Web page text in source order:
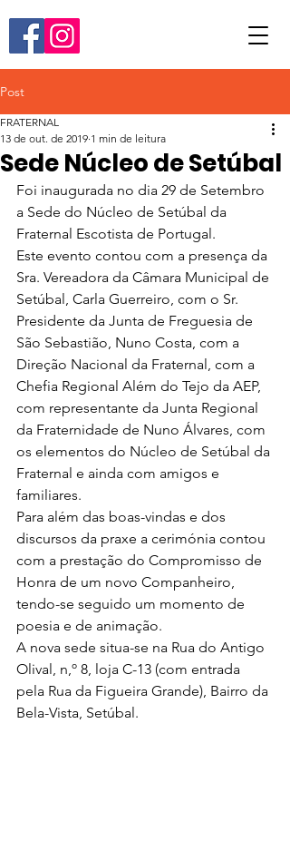
Post
Sede Núcleo de Setúbal
FRATERNAL
13 de out. de 2019 1 min de leitura
Foi inaugurada no dia 29 de Setembro
a Sede do Núcleo de Setúbal da
Fraternal Escotista de Portugal.
Este evento contou com a presença da
Sra. Vereadora da Câmara Municipal de
Setúbal, Carla Guerreiro, com o Sr.
Presidente da Junta de Freguesia de
São Sebastião, Nuno Costa, com a
Direção Nacional da Fraternal, com a
Chefia Regional Além do Tejo da AEP,
com representante da Junta Regional
da Fraternidade de Nuno Álvares, com
os elementos do Núcleo de Setúbal da
Fraternal e ainda com amigos e
familiares.
Para além das boas-vindas e dos
discursos da praxe a cerimónia contou
com a prestação do Compromisso de
Honra de um novo Companheiro,
tendo-se seguido um momento de
poesia e de animação.
A nova sede situa-se na Rua do Antigo
Olival, n,º 8, loja C-13 (com entrada
pela Rua da Figueira Grande), Bairro da
Bela-Vista, Setúbal.